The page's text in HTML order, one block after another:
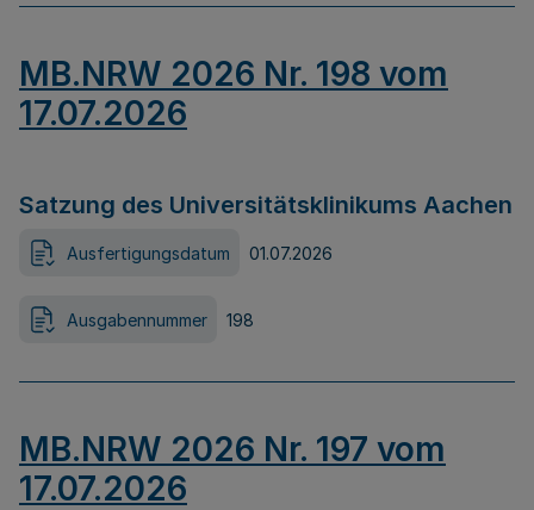
MB.NRW 2026 Nr. 198 vom
17.07.2026
Satzung des Universitätsklinikums Aachen
Ausfertigungsdatum 01.07.2026
Ausgabennummer 198
MB.NRW 2026 Nr. 197 vom
17.07.2026